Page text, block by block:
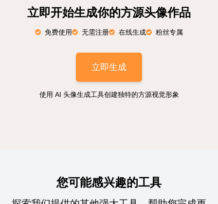
立即开始生成你的方源头像作品
免费使用 无需注册 在线生成 粉丝专属
立即生成
使用 AI 头像生成工具创建独特的方源视觉形象
您可能感兴趣的工具